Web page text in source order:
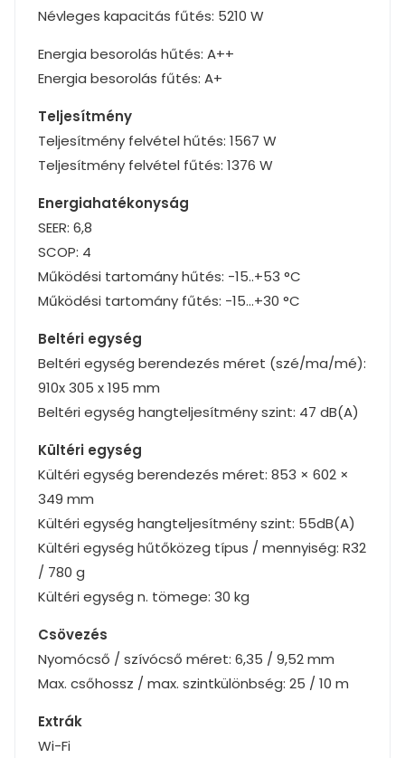
Névleges kapacitás fűtés: 5210 W
Energia besorolás hűtés: A++
Energia besorolás fűtés: A+
Teljesítmény
Teljesítmény felvétel hűtés: 1567 W
Teljesítmény felvétel fűtés: 1376 W
Energiahatékonyság
SEER: 6,8
SCOP: 4
Működési tartomány hűtés: -15..+53 °C
Működési tartomány fűtés: -15…+30 °C
Beltéri egység
Beltéri egység berendezés méret (szé/ma/mé):
910x 305 x 195 mm
Beltéri egység hangteljesítmény szint: 47 dB(A)
Kültéri egység
Kültéri egység berendezés méret: 853 × 602 ×
349 mm
Kültéri egység hangteljesítmény szint: 55dB(A)
Kültéri egység hűtőközeg típus / mennyiség: R32
/ 780 g
Kültéri egység n. tömege: 30 kg
Csövezés
Nyomócső / szívócső méret: 6,35 / 9,52 mm
Max. csőhossz / max. szintkülönbség: 25 / 10 m
Extrák
Wi-Fi